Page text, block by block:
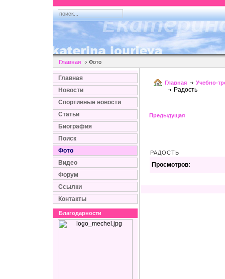
Главная Фото
Главная
Новости
Спортивные новости
Статьи
Биография
Поиск
Фото
Видео
Форум
Ссылки
Контакты
Благодарности
Главная Учебно-
Радость
Предыдущая
РАДОСТЬ
Просмотров: